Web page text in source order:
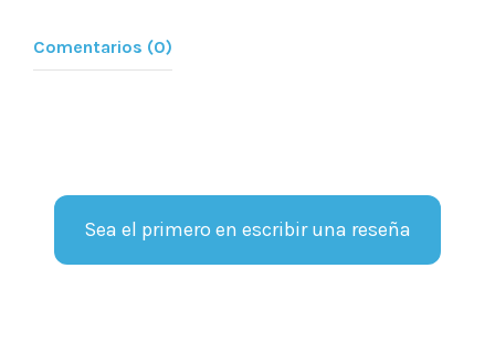
Comentarios (0)
Sea el primero en escribir una reseña